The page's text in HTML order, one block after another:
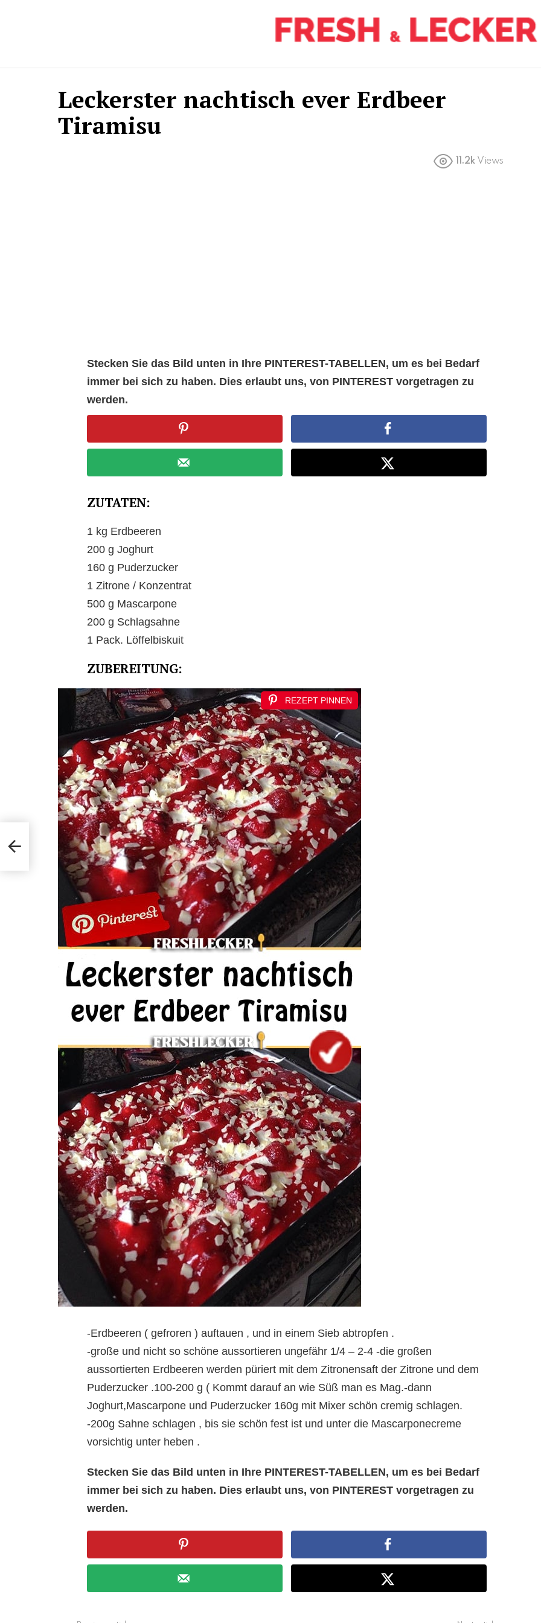
Leckerster nachtisch ever Erdbeer
Tiramisu
11.2k Views
Stecken Sie das Bild unten in Ihre PINTEREST-TABELLEN, um es bei Bedarf
immer bei sich zu haben. Dies erlaubt uns, von PINTEREST vorgetragen zu
werden.
ZUTATEN:
1 kg Erdbeeren
200 g Joghurt
160 g Puderzucker
1 Zitrone / Konzentrat
500 g Mascarpone
200 g Schlagsahne
1 Pack. Löffelbiskuit
ZUBEREITUNG:
REZEPT PINNEN
-Erdbeeren ( gefroren ) auftauen , und in einem Sieb abtropfen .
-große und nicht so schöne aussortieren ungefähr 1/4 – 2-4 -die großen
aussortierten Erdbeeren werden püriert mit dem Zitronensaft der Zitrone und dem
Puderzucker .100-200 g ( Kommt darauf an wie Süß man es Mag.-dann
Joghurt,Mascarpone und Puderzucker 160g mit Mixer schön cremig schlagen.
-200g Sahne schlagen , bis sie schön fest ist und unter die Mascarponecreme
vorsichtig unter heben .
Stecken Sie das Bild unten in Ihre PINTEREST-TABELLEN, um es bei Bedarf
immer bei sich zu haben. Dies erlaubt uns, von PINTEREST vorgetragen zu
werden.